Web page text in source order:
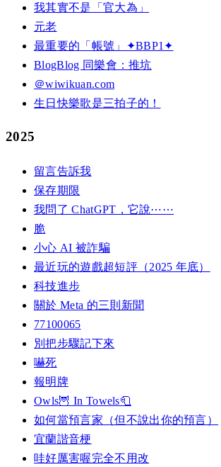
我其實不是「官大為」
元老
最重要的「帳號」✦BBP1✦
BlogBlog 同樂會：推坑
＠wiwikuan.com
生日快樂歌是三拍子的！
2025
留言告訴我
保存期限
我問了 ChatGPT，它說⋯⋯
脆
小心 AI 被詐騙
最近玩的遊戲超短評（2025 年底）
科技進步
關於 Meta 的三則新聞
77100065
別把步驟記下來
嚇死
報明牌
Owls🦉 In Towels🧻
如何當預言家（但不說出你的預言）
宜蘭諧音梗
哇好厲害喔完全不用改